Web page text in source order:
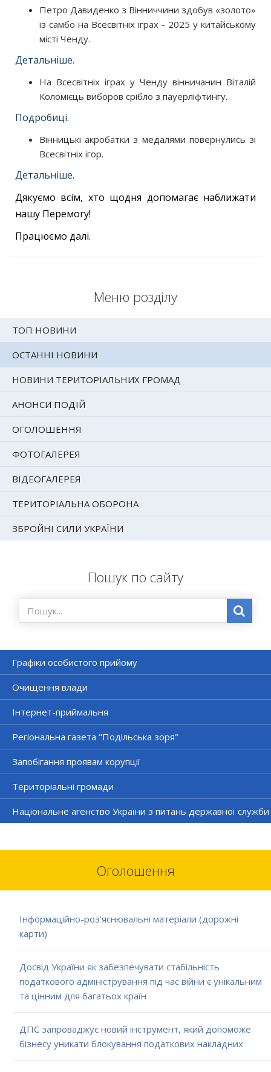
Меню розділу
ТОП НОВИНИ
ОСТАННІ НОВИНИ
НОВИНИ ТЕРИТОРІАЛЬНИХ ГРОМАД
АНОНСИ ПОДІЙ
ОГОЛОШЕННЯ
ФОТОГАЛЕРЕЯ
ВІДЕОГАЛЕРЕЯ
ТЕРИТОРІАЛЬНА ОБОРОНА
ЗБРОЙНІ СИЛИ УКРАЇНИ
Пошук по сайту
Графіки особистого прийому
Очищення влади
Інтернет-приймальня
Регіональна газета "Подільська зоря"
Запобігання проявам корупції
Територіальні громади
Національне агенство України з питань державної служби
Оголошення
Інформаційно-роз'яснювальні матеріали (дорожні
карти)
Досвід України як забезпечувати стабільність
податкового адміністрування під час війни є унікальним
та цінним для багатьох країн
ДПС запроваджує новий інструмент, який допоможе
бізнесу уникати блокування податкових накладних
Петро Давиденко з Вінниччини здобув «золото»
із самбо на Всесвітніх іграх - 2025 у китайському
місті Ченду.
Детальніше.
На Всесвітніх іграх у Ченду вінничанин Віталій
Коломієць виборов срібло з пауерліфтингу.
Подробиці.
Вінницькі акробатки з медалями повернулись зі
Всесвітніх ігор.
Детальніше.
Дякуємо всім, хто щодня допомагає наближати
нашу Перемогу!
Працюємо далі.